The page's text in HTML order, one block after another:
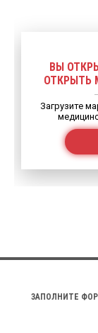
ВЫ
ОТКРЫТЬ
Загрузите
ЗАПОЛНИТЕ